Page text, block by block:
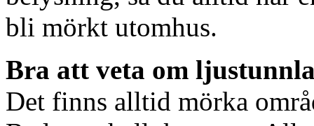
bli mörkt utomhus.
Bra att veta om
Det finns alltid mörka